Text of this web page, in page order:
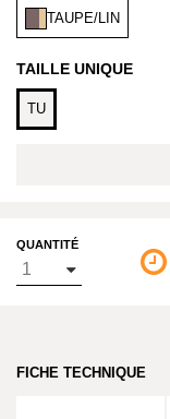
TAUPE/LIN
TAILLE UNIQUE
TU
QUANTITÉ
FICHE TECHNIQUE